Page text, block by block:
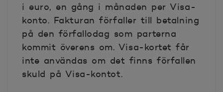
i euro, en gång i månaden per Visa-
konto. Fakturan förfaller till betalning
på den förfallodag som parterna
kommit överens om. Visa-kortet får
inte användas om det finns förfallen
skuld på Visa-kontot.